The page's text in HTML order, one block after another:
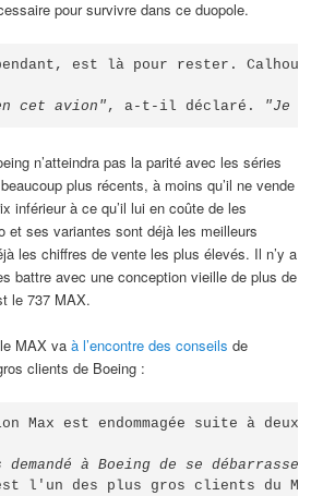
pour survivre dans ce duopole.
est là pour rester.
cet avion" , a-t-il déclaré. "Je
n’atteindra pas la parité avec les séries
plus récents, à moins qu’il ne vende
inférieur à ce qu’il lui en coûte de les
et ses variantes sont déjà les meilleurs
les chiffres de vente les plus élevés. Il n’y a
battre avec une conception vieille de plus de
le 737 MAX.
le MAX vaà l’encontre des conseils de
clients de Boeing :
Max est endommagée suite à
demandé à Boeing de se débarrasser
l'un des plus gros clients du Max,